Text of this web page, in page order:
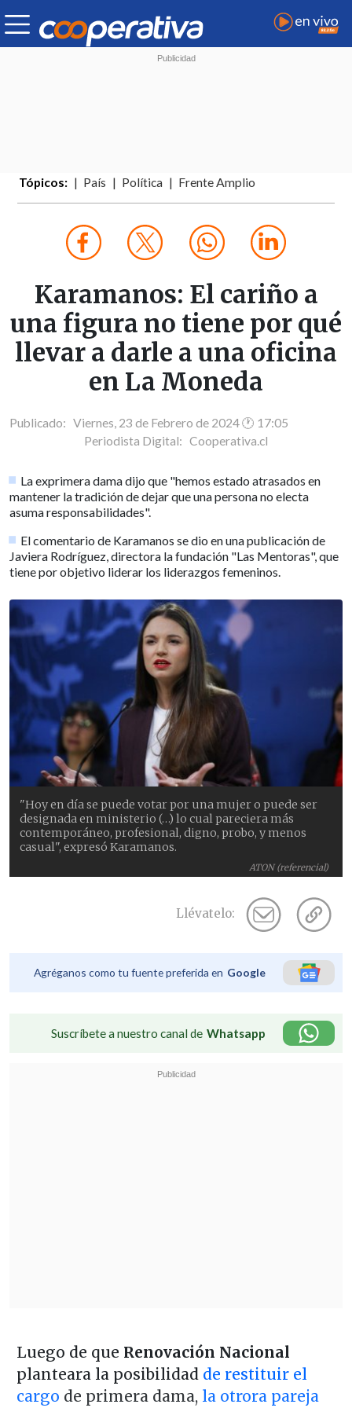
Tópicos: País Política Frente Amplio
Karamanos: El cariño a
una figura no tiene por qué
llevar a darle a una oficina
en La Moneda
Publicado: Viernes, 23 de Febrero de 2024 🕐 17:05
Periodista Digital: Cooperativa.cl
La exprimera dama dijo que "hemos estado atrasados en
mantener la tradición de dejar que una persona no electa
asuma responsabilidades".
El comentario de Karamanos se dio en una publicación de
Javiera Rodríguez, directora la fundación "Las Mentoras", que
tiene por objetivo liderar los liderazgos femeninos.
ATON (referencial)
"Hoy en día se puede votar por una mujer o puede ser
designada en ministerio (…) lo cual pareciera más
contemporáneo, profesional, digno, probo, y menos
casual", expresó Karamanos.
Llévatelo:
Agréganos como tu fuente preferida en Google
Suscríbete a nuestro canal de Whatsapp
Luego de que Renovación Nacional
planteara la posibilidad de restituir el
cargo de primera dama, la otrora pareja